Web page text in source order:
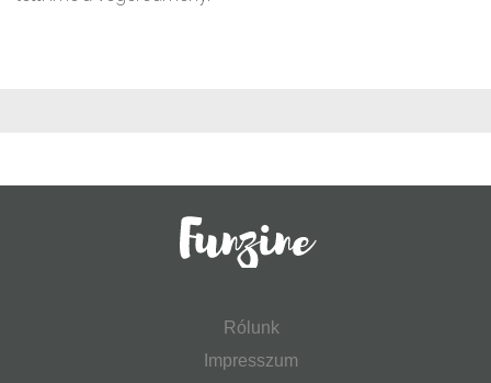
Rólunk
Impresszum